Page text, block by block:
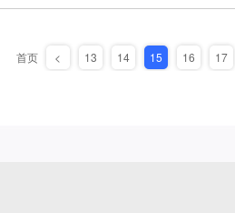
首页 < 13 14 15 16 17